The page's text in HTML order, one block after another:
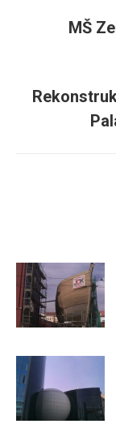
MŠ